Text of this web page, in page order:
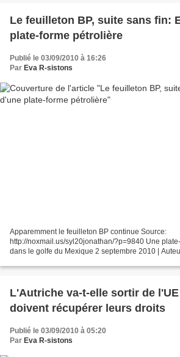
Le feuilleton BP, suite sans fin:
plate-forme pétrolière
Publié le 03/09/2010 à 16:26
Par Eva R-sistons
Apparemment le feuilleton BP continue Source:
http://noxmail.us/syl20jonathan/?p=9840 Une
dans le golfe du Mexique 2 septembre 2010 |
L'Autriche va-t-elle sortir de
doivent récupérer leurs droits
Publié le 03/09/2010 à 05:20
Par Eva R-sistons